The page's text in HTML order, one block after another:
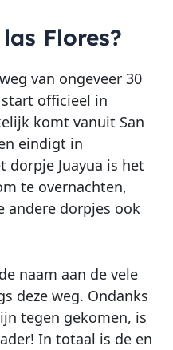
Flores?
van ongeveer 30
officieel in
komt vanuit San
eindigt in
dorpje Juayua is het
te overnachten,
andere dorpjes ook
naam aan de vele
deze weg. Ondanks
tegen gekomen, is
In totaal is de en